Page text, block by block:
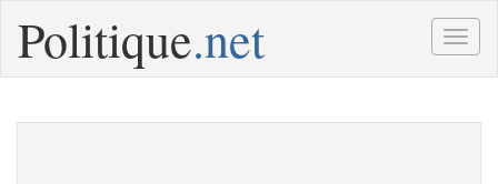
Politique.net